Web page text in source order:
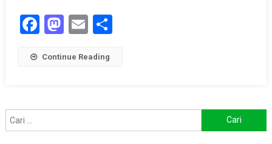
Facebook
Mastodon
EmailShare
Continue Reading
untuk: